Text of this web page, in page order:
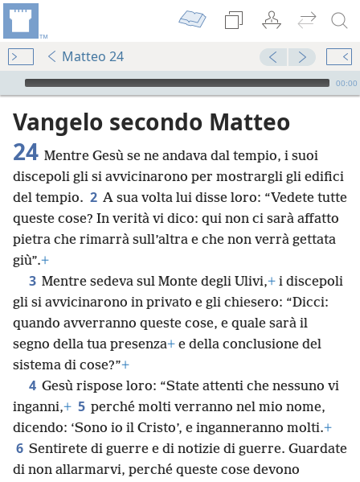
Matteo 24
Audio Player
00:00
Vangelo secondo Matteo
24 Mentre Gesù se ne andava dal tempio, i suoi
discepoli gli si avvicinarono per mostrargli gli edifici
del tempio. 2 A sua volta lui disse loro: “Vedete tutte
queste cose? In verità vi dico: qui non ci sarà affatto
pietra che rimarrà sull’altra e che non verrà gettata
giù”.+
3 Mentre sedeva sul Monte degli Ulivi,+ i discepoli
gli si avvicinarono in privato e gli chiesero: “Dicci:
quando avverranno queste cose, e quale sarà il
segno della tua presenza+ e della conclusione del
sistema di cose?”+
4 Gesù rispose loro: “State attenti che nessuno vi
inganni,+ 5 perché molti verranno nel mio nome,
dicendo: ‘Sono io il Cristo’, e inganneranno molti.+
6 Sentirete di guerre e di notizie di guerre. Guardate
di non allarmarvi, perché queste cose devono